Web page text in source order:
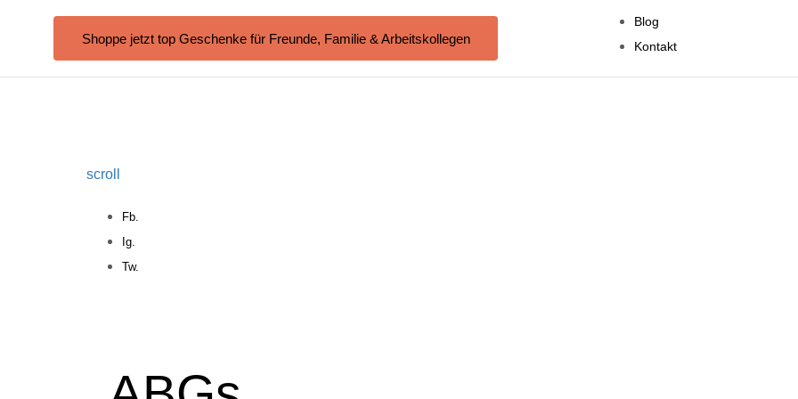
Shoppe jetzt top Geschenke für Freunde, Familie & Arbeitskollegen
Blog
Kontakt
scroll
Fb.
Ig.
Tw.